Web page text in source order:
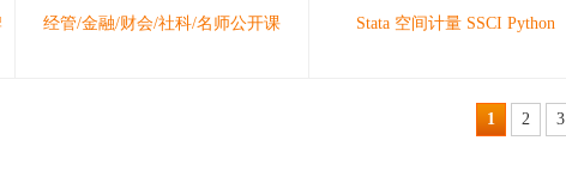
经管/金融/财会/社科/名师公开课 Stata 空间计量 SSCI Python
1 2 3